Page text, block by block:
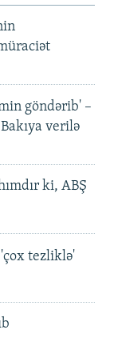
göndərib' –
verilə
ki, ABŞ
tezliklə'